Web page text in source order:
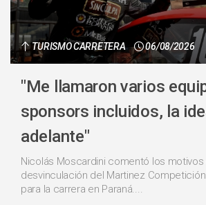
TURISMO CARRETERA 06/08/2026
"Me llamaron varios
sponsors incluidos, la
adelante"
Nicolás Moscardini comentó los motivos
desvinculación del Martinez
para la carrera en Paraná....